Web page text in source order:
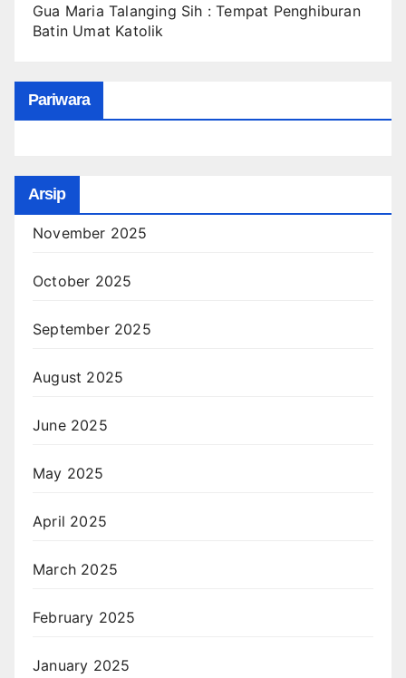
Gua Maria Talanging Sih : Tempat Penghiburan
Batin Umat Katolik
Pariwara
Arsip
November 2025
October 2025
September 2025
August 2025
June 2025
May 2025
April 2025
March 2025
February 2025
January 2025